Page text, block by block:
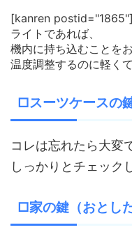
[kanren
ライトであれば、
機内に持ち込むことを
温度調整するのに軽く
□スーツケースの
コレは忘れたら大変
しっかりとチェック
□家の鍵（おとし